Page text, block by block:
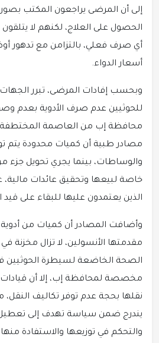
إلى أن المرضى يراجعون المكتب
الحصول على العلاج، لكنهم لا
أي صرف فعلي، بالتزامن مع تدهور
أسعار الدواء.
وبحسب إفادات المرضى، تبرر الجهات
للحوثيين عدم صرف الأدوية
محافظة إب من العاصمة
مصادر طبية أن كميات محدودة يتم
والوساطات، بينما يجري تحويل جزء
خاصة لبيعها وتحقيق عائدات
الذين يعتمدون عليها للبقاء على قيد
وأضافت المصادر أن كميات من
مقدمتها الأنسولين، لا تزال مخزنة
الصحة الخاضعة لسيطرة الحوثيين
مخصصة لمحافظة إب، إلا أن
نقلها بحجة عدم توفر تكاليف النقل،
يندرج ضمن سياسة تهدف إلى تعطيل
والتحكم في توزيعها والاستفادة منها